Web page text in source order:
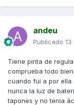
andeu
Publicado 13
Tiene pinta de
comprueba todo
cuando fui a por ella
nunca la luz de
tapones y no tenia